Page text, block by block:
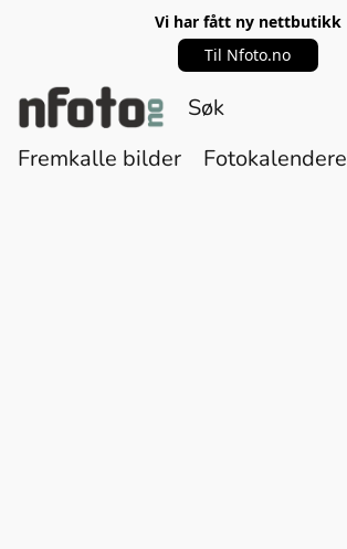
Vi har fått ny nettbutikk
Til Nfoto.no
Fremkalle bilder Fotokalendere